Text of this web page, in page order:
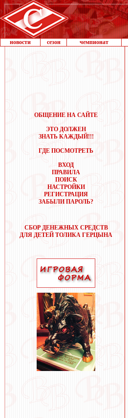
новости сезон чемпионат
ОБЩЕНИЕ НА САЙТЕ
ЭТО ДОЛЖЕН
ЗНАТЬ КАЖДЫЙ!!!
ГДЕ ПОСМОТРЕТЬ
ВХОД
ПРАВИЛА
ПОИСК
НАСТРОЙКИ
РЕГИСТРАЦИЯ
ЗАБЫЛИ ПАРОЛЬ?
СБОР ДЕНЕЖНЫХ СРЕДСТВ
ДЛЯ ДЕТЕЙ ТОЛИКА ГЕРЦЫНА